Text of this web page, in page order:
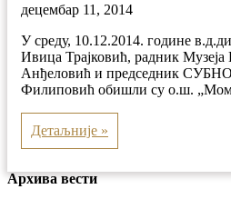
децембар 11, 2014
У среду, 10.12.2014. године
Ивица Трајковић, радник Музеја
Анђеловић и председник
Филиповић обишли су о.ш.
Детаљније »
Архива вести